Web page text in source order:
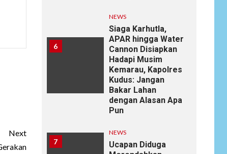
Next
6
NEWS
Siaga Karhutla,
APAR hingga Water
Cannon Disiapkan
Hadapi Musim
Kemarau, Kapolres
Kudus: Jangan
Bakar Lahan
dengan Alasan Apa
Pun
7
NEWS
Ucapan Diduga